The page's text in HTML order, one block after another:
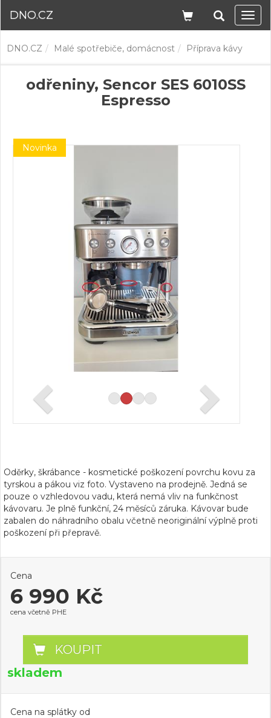
DNO.CZ
DNO.CZ Malé spotřebiče, domácnost Příprava kávy
odřeniny, Sencor SES 6010SS
Espresso
Novinka
Oděrky, škrábance - kosmetické poškození povrchu kovu za
tyrskou a pákou viz foto. Vystaveno na prodejně. Jedná se
pouze o vzhledovou vadu, která nemá vliv na funkčnost
kávovaru. Je plně funkční, 24 měsíců záruka. Kávovar bude
zabalen do náhradního obalu včetně neoriginální výplně proti
poškození při přepravě.
Cena
6 990 Kč
cena včetně PHE
KOUPIT
skladem
Cena na splátky od